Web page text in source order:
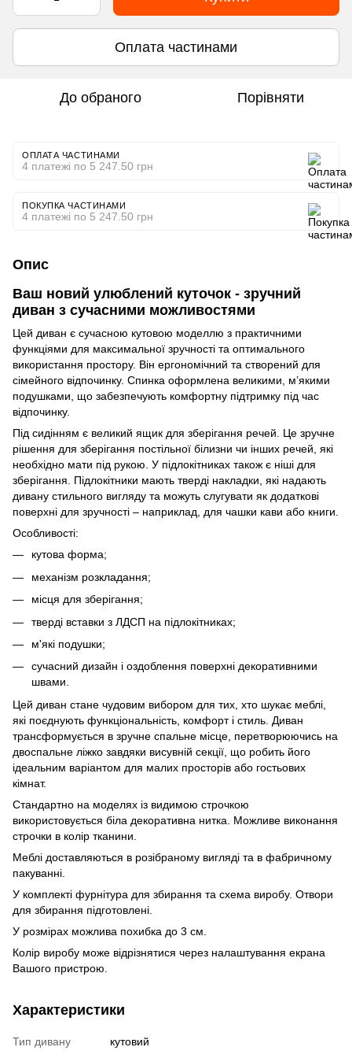
Оплата частинами
До обраного Порівняти
ОПЛАТА ЧАСТИНАМИ
4 платежі по 5 247.50 грн
ПОКУПКА ЧАСТИНАМИ
4 платежі по 5 247.50 грн
Опис
Ваш новий улюблений куточок - зручний
диван з сучасними можливостями
Цей диван є сучасною кутовою моделлю з практичними
функціями для максимальної зручності та оптимального
використання простору. Він ергономічний та створений для
сімейного відпочинку. Спинка оформлена великими, м’якими
подушками, що забезпечують комфортну підтримку під час
відпочинку.
Під сидінням є великий ящик для зберігання речей. Це зручне
рішення для зберігання постільної білизни чи інших речей, які
необхідно мати під рукою. У підлокітниках також є ніші для
зберігання. Підлокітники мають тверді накладки, які надають
дивану стильного вигляду та можуть слугувати як додаткові
поверхні для зручності – наприклад, для чашки кави або книги.
Особливості:
кутова форма;
механізм розкладання;
місця для зберігання;
тверді вставки з ЛДСП на підлокітниках;
м'які подушки;
сучасний дизайн і оздоблення поверхні декоративними
швами.
Цей диван стане чудовим вибором для тих, хто шукає меблі,
які поєднують функціональність, комфорт і стиль. Диван
трансформується в зручне спальне місце, перетворюючись на
двоспальне ліжко завдяки висувній секції, що робить його
ідеальним варіантом для малих просторів або гостьових
кімнат.
Стандартно на моделях із видимою строчкою
використовується біла декоративна нитка. Можливе виконання
строчки в колір тканини.
Меблі доставляються в розібраному вигляді та в фабричному
пакуванні.
У комплекті фурнітура для збирання та схема виробу. Отвори
для збирання підготовлені.
У розмірах можлива похибка до 3 см.
Колір виробу може відрізнятися через налаштування екрана
Вашого пристрою.
Характеристики
Тип дивану
кутовий